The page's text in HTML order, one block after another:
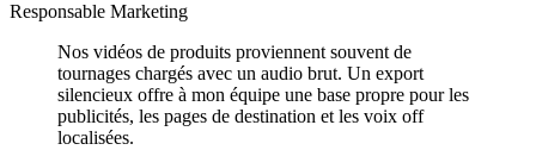
Responsable Marketing
Nos vidéos de produits proviennent souvent de
tournages chargés avec un audio brut. Un export
silencieux offre à mon équipe une base propre pour les
publicités, les pages de destination et les voix off
localisées.